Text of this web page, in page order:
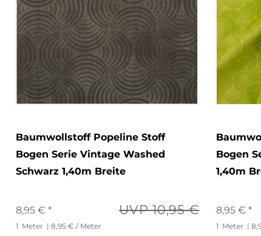
Baumwollstoff Popeline Stoff
Bogen Serie Vintage Washed
Schwarz 1,40m Breite
UVP 10,95 €
8,95 € *
1 Meter | 8,95 € / Meter
Bogen
1,40m
8,95 € *
1 Meter |